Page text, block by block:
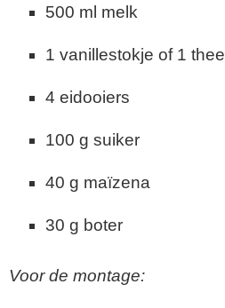
500 ml melk
1 vanillestokje of 1
4 eidooiers
100 g suiker
40 g maïzena
30 g boter
Voor de montage: